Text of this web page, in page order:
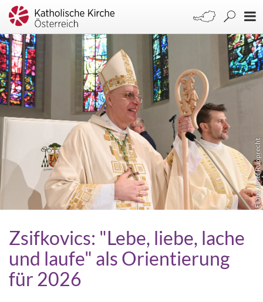
Franz Josef Rupprecht
Zsifkovics: "Lebe, liebe, lache
und laufe" als Orientierung
für 2026